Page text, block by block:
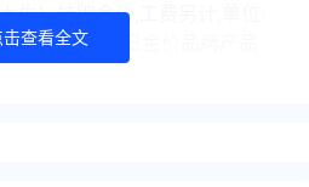
生）挂牌金价,工费另计,单位:
菜百黄金今日金价品牌产品
击查看全文